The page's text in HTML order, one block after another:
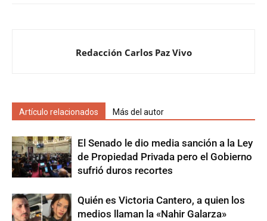
Redacción Carlos Paz Vivo
Artículo relacionados Más del autor
El Senado le dio media sanción a la Ley
de Propiedad Privada pero el Gobierno
sufrió duros recortes
Quién es Victoria Cantero, a quien los
medios llaman la «Nahir Galarza»